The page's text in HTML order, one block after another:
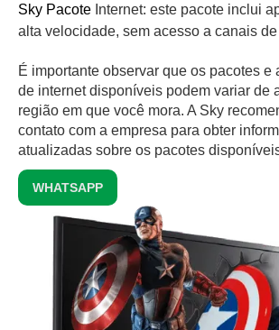
Sky Pacote Internet: este pacote inclui
alta velocidade, sem acesso a canais de
É importante observar que os pacotes e
de internet disponíveis podem variar de
região em que você mora. A Sky
contato com a empresa para obter
atualizadas sobre os pacotes
WHATSAPP